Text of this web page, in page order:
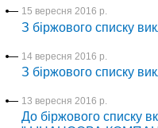
15 вересня 2016 р.
З біржового списку
14 вересня 2016 р.
З біржового списку
13 вересня 2016 р.
До біржового списку